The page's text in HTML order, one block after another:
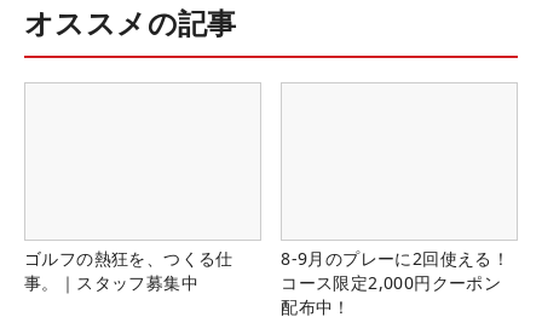
オススメの記事
ゴルフの熱狂を、つくる仕
事。｜スタッフ募集中
8-9月のプレーに2回使える！
コース限定2,000円クーポン
配布中！